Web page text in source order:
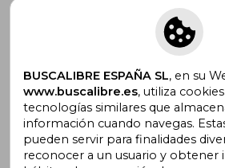
Suscríbete para recibir
promociones
¿Necesitas ayuda?
Ir a Centro de Soporte
BUSCALIBRE ESPAÑA SL, en su
www.buscalibre.es, utiliza
tecnologías similares que
información cuando navegas.
pueden servir para finalidades
reconocer a un usuario y obtener